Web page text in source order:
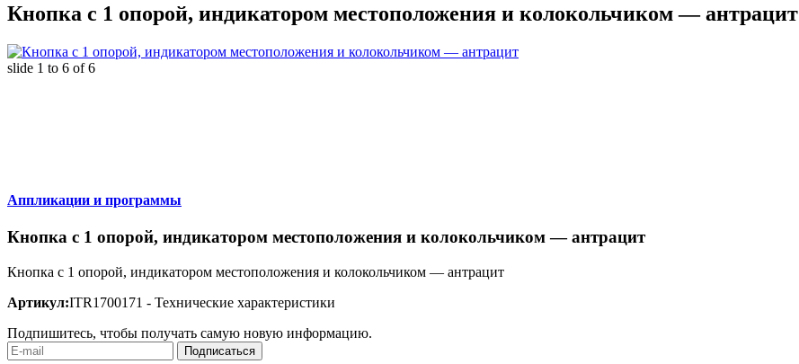
Кнопка с 1 опорой, индикатором местоположения и колокольчиком — антрацит
slide 1 to 6 of 6
Аппликации и программы
Кнопка с 1 опорой, индикатором местоположения и колокольчиком — антрацит
Кнопка с 1 опорой, индикатором местоположения и колокольчиком — антрацит
Артикул:ITR1700171 - Технические характеристики
Подпишитесь, чтобы получать самую новую информацию.
Подписаться